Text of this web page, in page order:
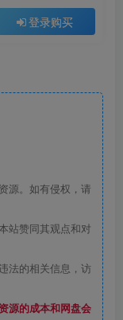
登录购买
源。如有侵权，请
站赞同其观点和对
法的相关信息，访
源的成本和网盘会